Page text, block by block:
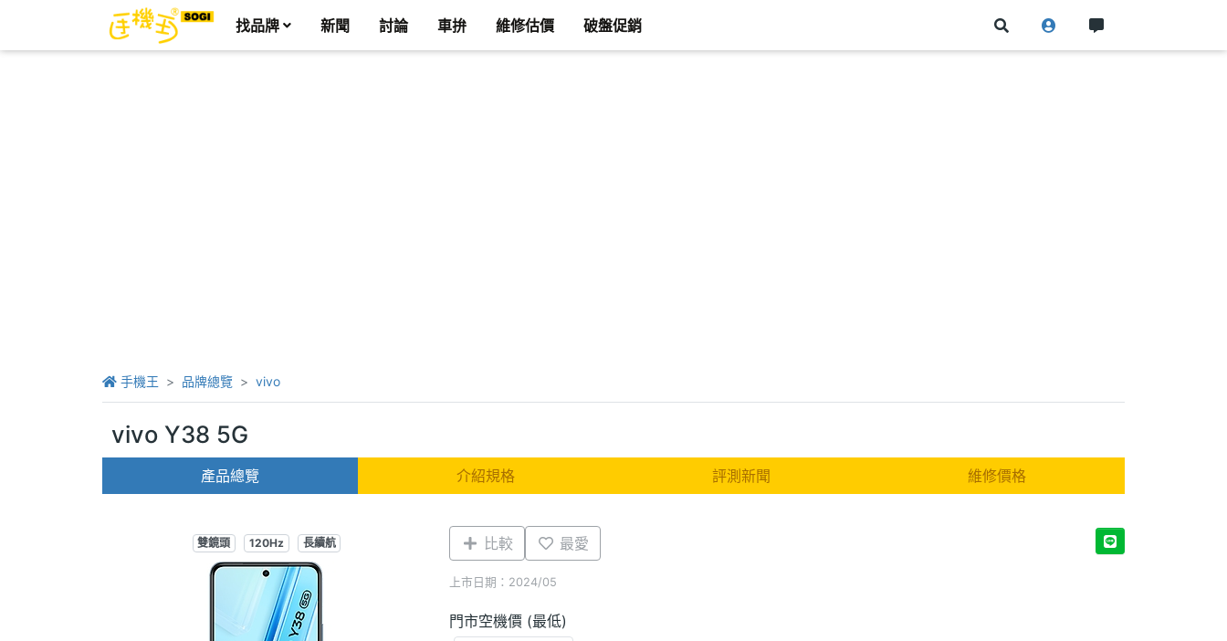
找品牌 新聞 討論 車拚 維修估價 破盤促銷
手機王 品牌總覽 vivo
vivo Y38 5G
產品總覽 介紹規格 評測新聞 維修價格
雙鏡頭 120Hz 長續航 比較 最愛
上市日期：2024/05
門市空機價 (最低)